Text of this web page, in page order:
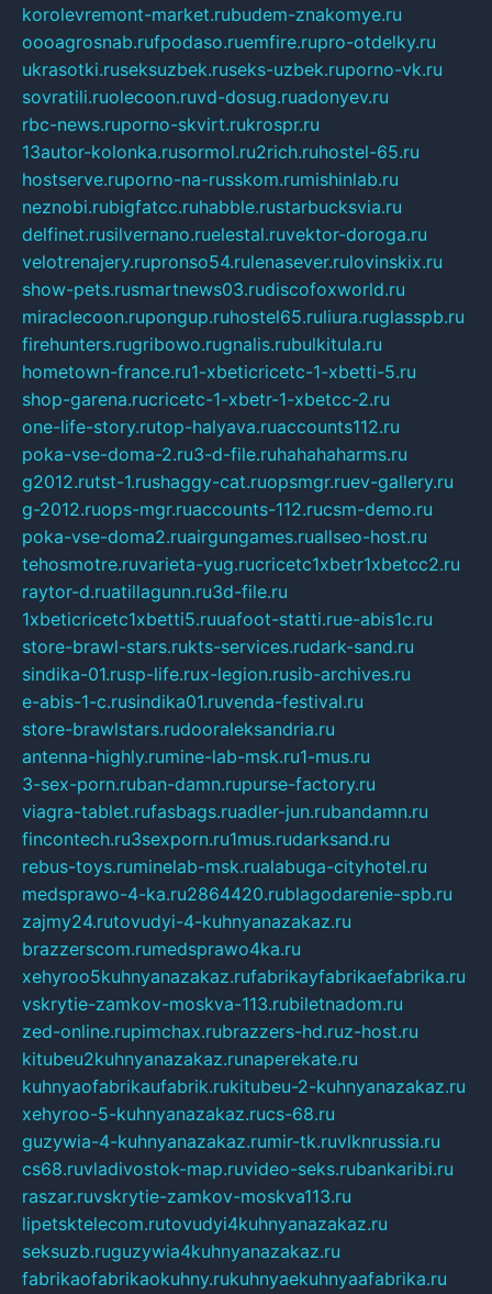
korolevremont-market.rubudem-znakomye.ru
oooagrosnab.rufpodaso.ruemfire.rupro-otdelky.ru
ukrasotki.ruseksuzbek.ruseks-uzbek.ruporno-vk.ru
sovratili.ruolecoon.ruvd-dosug.ruadonyev.ru
rbc-news.ruporno-skvirt.rukrospr.ru
13autor-kolonka.rusormol.ru2rich.ruhostel-65.ru
hostserve.ruporno-na-russkom.rumishinlab.ru
neznobi.rubigfatcc.ruhabble.rustarbucksvia.ru
delfinet.rusilvernano.ruelestal.ruvektor-doroga.ru
velotrenajery.rupronso54.rulenasever.rulovinskix.ru
show-pets.rusmartnews03.rudiscofoxworld.ru
miraclecoon.rupongup.ruhostel65.ruliura.ruglasspb.ru
firehunters.rugribowo.rugnalis.rubulkitula.ru
hometown-france.ru1-xbeticricetc-1-xbetti-5.ru
shop-garena.rucricetc-1-xbetr-1-xbetcc-2.ru
one-life-story.rutop-halyava.ruaccounts112.ru
poka-vse-doma-2.ru3-d-file.ruhahahaharms.ru
g2012.rutst-1.rushaggy-cat.ruopsmgr.ruev-gallery.ru
g-2012.ruops-mgr.ruaccounts-112.rucsm-demo.ru
poka-vse-doma2.ruairgungames.ruallseo-host.ru
tehosmotre.ruvarieta-yug.rucricetc1xbetr1xbetcc2.ru
raytor-d.ruatillagunn.ru3d-file.ru
1xbeticricetc1xbetti5.ruuafoot-statti.rue-abis1c.ru
store-brawl-stars.rukts-services.rudark-sand.ru
sindika-01.rusp-life.rux-legion.rusib-archives.ru
e-abis-1-c.rusindika01.ruvenda-festival.ru
store-brawlstars.rudooraleksandria.ru
antenna-highly.rumine-lab-msk.ru1-mus.ru
3-sex-porn.ruban-damn.rupurse-factory.ru
viagra-tablet.rufasbags.ruadler-jun.rubandamn.ru
fincontech.ru3sexporn.ru1mus.rudarksand.ru
rebus-toys.ruminelab-msk.rualabuga-cityhotel.ru
medsprawo-4-ka.ru2864420.rublagodarenie-spb.ru
zajmy24.rutovudyi-4-kuhnyanazakaz.ru
brazzerscom.rumedsprawo4ka.ru
xehyroo5kuhnyanazakaz.rufabrikayfabrikaefabrika.ru
vskrytie-zamkov-moskva-113.rubiletnadom.ru
zed-online.rupimchax.rubrazzers-hd.ruz-host.ru
kitubeu2kuhnyanazakaz.runaperekate.ru
kuhnyaofabrikaufabrik.rukitubeu-2-kuhnyanazakaz.ru
xehyroo-5-kuhnyanazakaz.rucs-68.ru
guzywia-4-kuhnyanazakaz.rumir-tk.ruvlknrussia.ru
cs68.ruvladivostok-map.ruvideo-seks.rubankaribi.ru
raszar.ruvskrytie-zamkov-moskva113.ru
lipetsktelecom.rutovudyi4kuhnyanazakaz.ru
seksuzb.ruguzywia4kuhnyanazakaz.ru
fabrikaofabrikaokuhny.rukuhnyaekuhnyaafabrika.ru